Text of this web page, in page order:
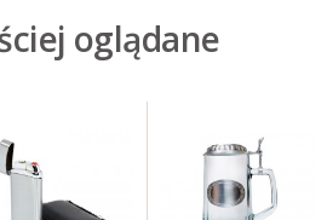
oglądane